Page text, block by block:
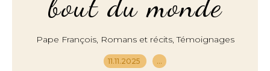
Pape François, Romans et récits,Témoignages
11.11.2025 …